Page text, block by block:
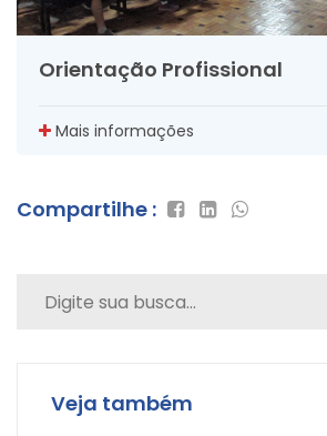
Orientação Profissional
Mais informações
Compartilhe :
Veja também